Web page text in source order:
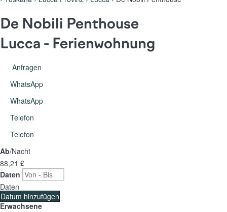
De Nobili Penthouse
Lucca - Ferienwohnung
Anfragen
WhatsApp
WhatsApp
Telefon
Telefon
Ab/Nacht
88,21 £
Daten
Daten
Datum hinzufügen
Erwachsene